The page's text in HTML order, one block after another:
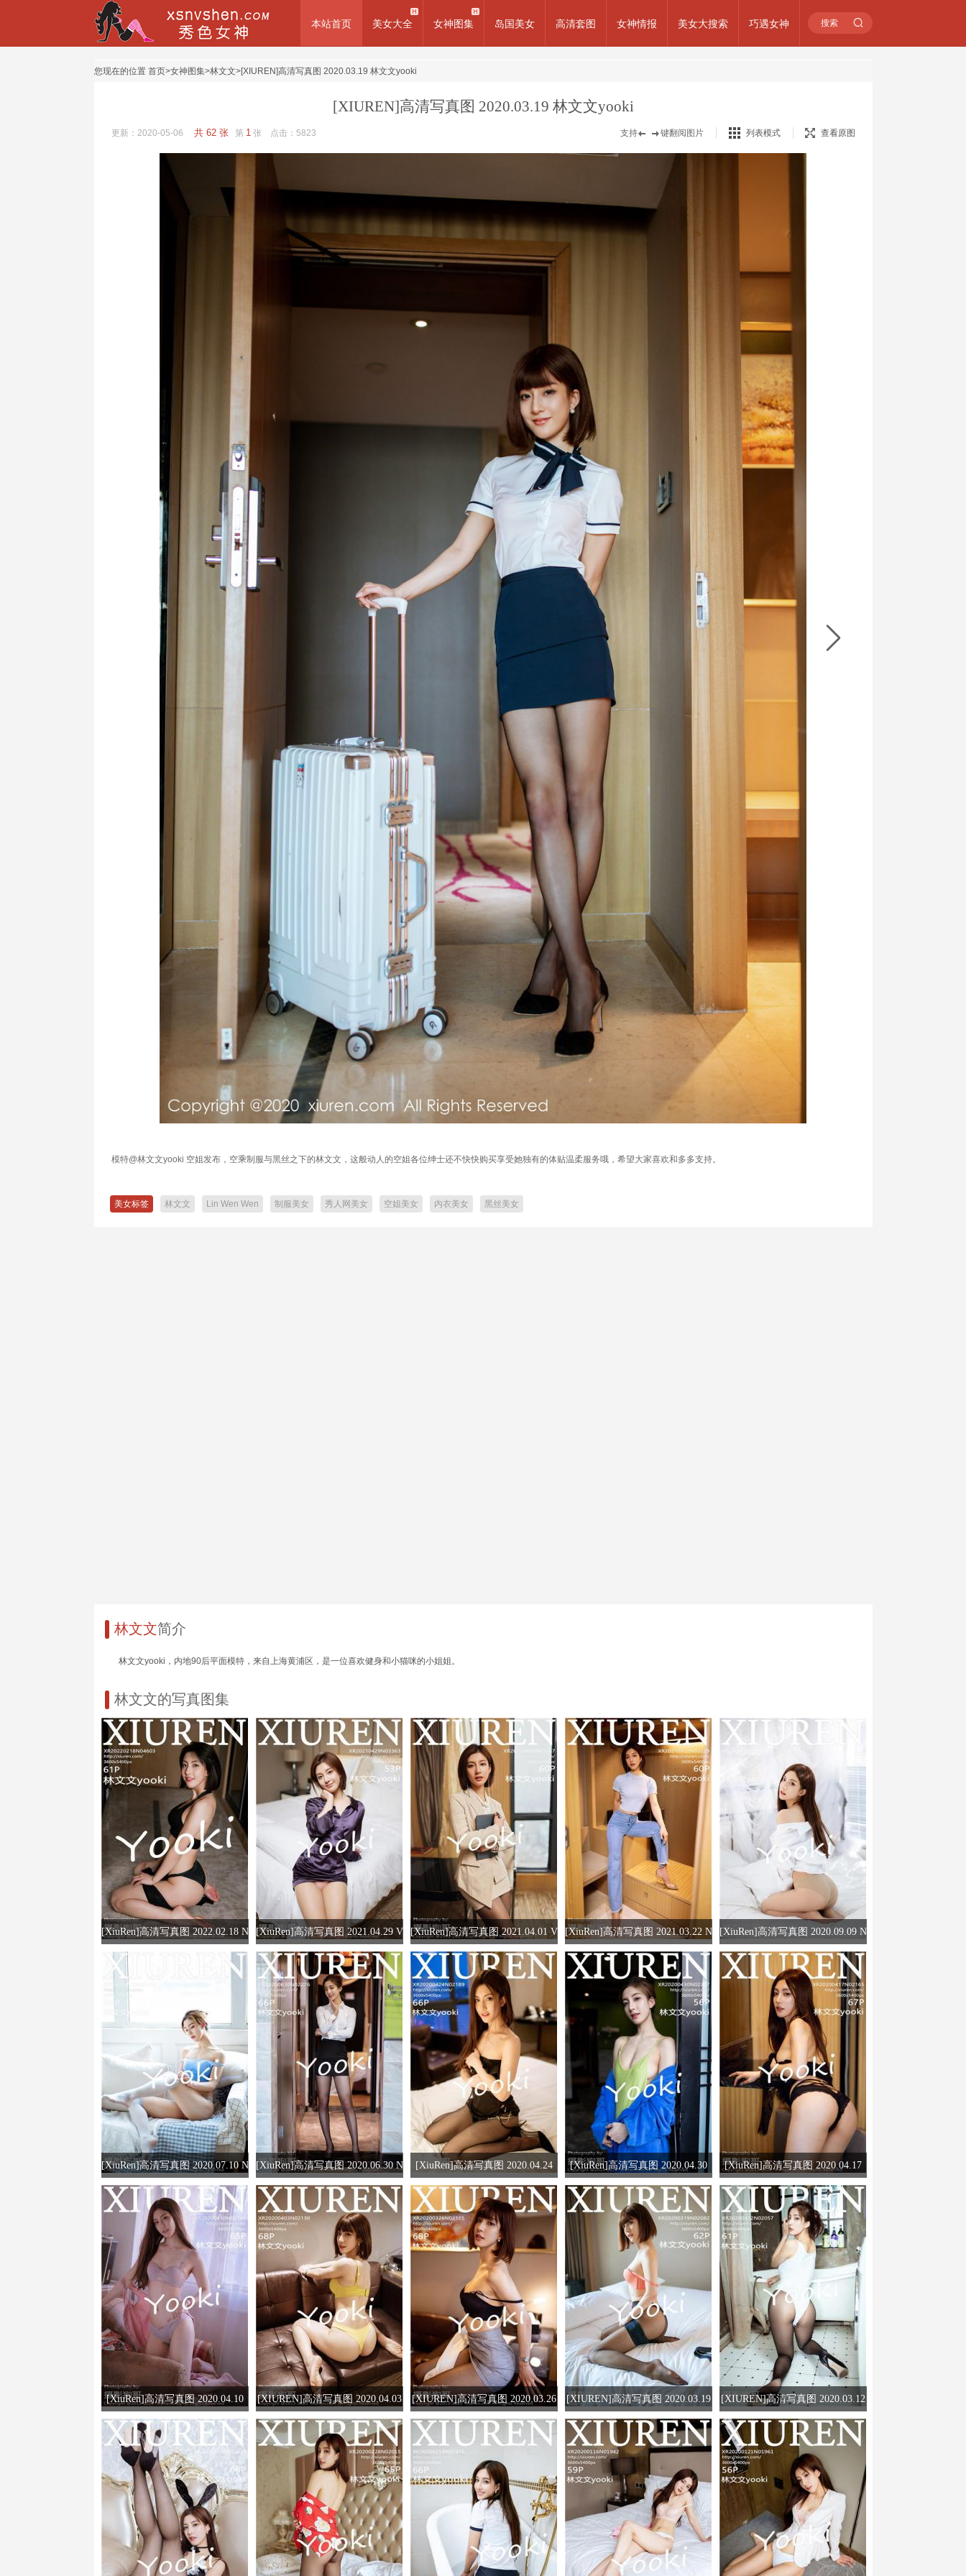
本站首页 美女大全 女神图集 岛国美女 高清套图 女神情报 美女大搜索 巧遇女神
您现在的位置 首页>女神图集>林文文>[XIUREN]高清写真图 2020.03.19 林文文yooki
[XIUREN]高清写真图 2020.03.19 林文文yooki
支持 键翻阅图片 列表模式 查看原图
更新：2020-05-06 共 62 张第 1张 点击： 5823
模特@林文文yooki 空姐发布，空乘制服与黑丝之下的林文文，这般动人的空姐各位绅士还不快快购买享受她独有的体贴温柔服务哦，希望大家喜欢和多多支持。
美女标签 林文文 Lin Wen Wen 制服美女 秀人网美女 空姐美女 内衣美女 黑丝美女
林文文简介
林文文yooki，内地90后平面模特，来自上海黄浦区，是一位喜欢健身和小猫咪的小姐姐。
林文文的写真图集
[XiuRen]高清写真图 2022.02.18 N [XiuRen]高清写真图 2021.04.29 V
OL.3363 林文文yooki
[XiuRen]高清写真图 2021.04.01 V
OL.3267 林文文yooki
[XiuRen]高清写真图 2021.03.22 N
o.3229 林文文yooki
[XiuRen]高清写真图 2020.09.09 N
o.2545 林文文yooki
[XiuRen]高清写真图 2020.07.10 N
o.2316 林文文yooki
[XiuRen]高清写真图 2020.06.30 N
o.2276 林文文yooki
[XiuRen]高清写真图 2020.04.24
林文文yooki
[XiuRen]高清写真图 2020.04.30
林文文yooki
[XiuRen]高清写真图 2020.04.17
林文文yooki
[XiuRen]高清写真图 2020.04.10
林文文yooki
[XIUREN]高清写真图 2020.04.03
林文文yooki
[XIUREN]高清写真图 2020.03.26
林文文yooki
[XIUREN]高清写真图 2020.03.19
林文文yooki
[XIUREN]高清写真图 2020.03.12
林文文yooki